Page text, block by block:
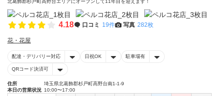
北葛飾郡杉戸町高野台エリアにオープンして11年目を迎えます！
4.18 口コミ 19件 写真 282枚
花・花屋
配達・デリバリー対応 日祝OK 駐車場有
QRコード決済可
住所
埼玉県北葛飾郡杉戸町高野台南1-1-9
本日の営業状況 10:00〜17:00